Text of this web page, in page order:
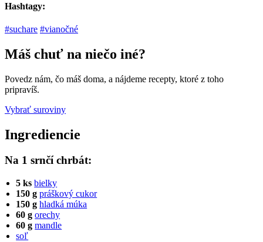
Hashtagy:
#suchare #vianočné
Máš chuť na niečo iné?
Povedz nám, čo máš doma, a nájdeme recepty, ktoré z toho
pripravíš.
Vybrať suroviny
Ingrediencie
Na 1 srnčí chrbát:
5 ks bielky
150 g práškový cukor
150 g hladká múka
60 g orechy
60 g mandle
soľ